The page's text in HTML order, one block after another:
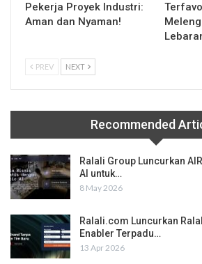
Pekerja Proyek Industri:
Aman dan Nyaman!
PREV NEXT
Recommended
Ralali Group Luncurkan
AI untuk…
8 May 2026
Ralali.com Luncurkan
Enabler Terpadu…
13 Apr 2026